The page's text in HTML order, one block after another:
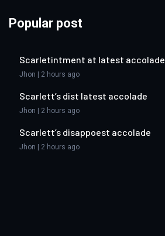
Popular post
Scarletintment at latest accolade
Jhon | 2 hours ago
Scarlett’s dist latest accolade
Jhon | 2 hours ago
Scarlett’s disappoest accolade
Jhon | 2 hours ago